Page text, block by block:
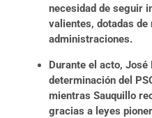
necesidad de seguir
valientes, dotadas
administraciones.
Durante el acto,
determinación del
mientras Sauquillo
gracias a leyes